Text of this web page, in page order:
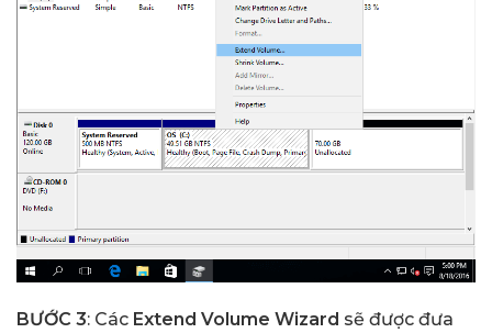
BƯỚC 3: Các Extend Volume Wizard sẽ được đưa